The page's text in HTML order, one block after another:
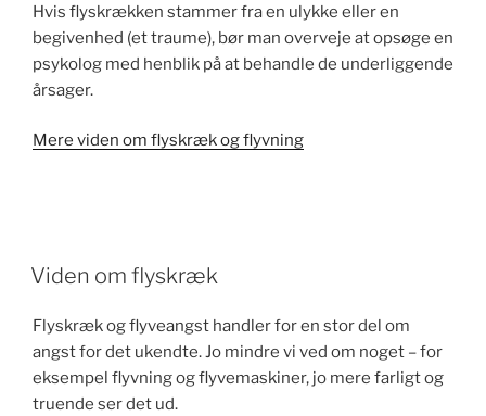
Hvis flyskrækken stammer fra en ulykke eller en
begivenhed (et traume), bør man overveje at opsøge en
psykolog med henblik på at behandle de underliggende
årsager.
Mere viden om flyskræk og flyvning
Viden om flyskræk
Flyskræk og flyveangst handler for en stor del om
angst for det ukendte. Jo mindre vi ved om noget – for
eksempel flyvning og flyvemaskiner, jo mere farligt og
truende ser det ud.